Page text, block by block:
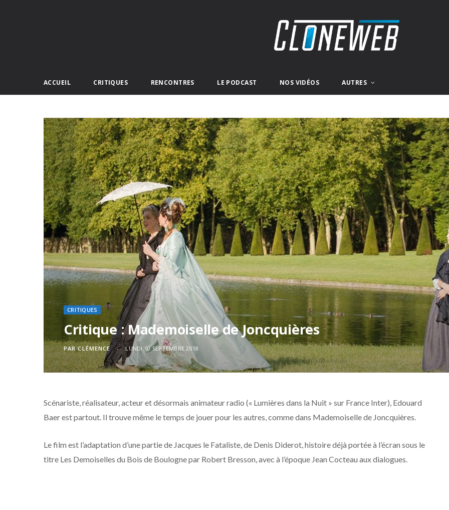
ACCUEIL CRITIQUES RENCONTRES LE PODCAST NOS VIDÉOS AUTRES
CRITIQUES
Critique : Mademoiselle de Joncquières
PAR CLÉMENCE LUNDI 10 SEPTEMBRE 2018
Scénariste, réalisateur, acteur et désormais animateur radio (« Lumières dans la Nuit » sur France Inter), Edouard
Baer est partout. Il trouve même le temps de jouer pour les autres, comme dans Mademoiselle de Joncquières.
Le film est l’adaptation d’une partie de Jacques le Fataliste, de Denis Diderot, histoire déjà portée à l’écran sous le
titre Les Demoiselles du Bois de Boulogne par Robert Bresson, avec à l’époque Jean Cocteau aux dialogues.